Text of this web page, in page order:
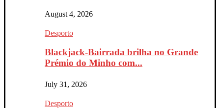
August 4, 2026
Desporto
Blackjack-Bairrada brilha no Grande
Prémio do Minho com...
July 31, 2026
Desporto